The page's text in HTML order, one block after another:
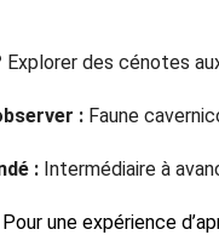
Explorer des cénotes
: Faune
: Intermédiaire à
Pour une expérience